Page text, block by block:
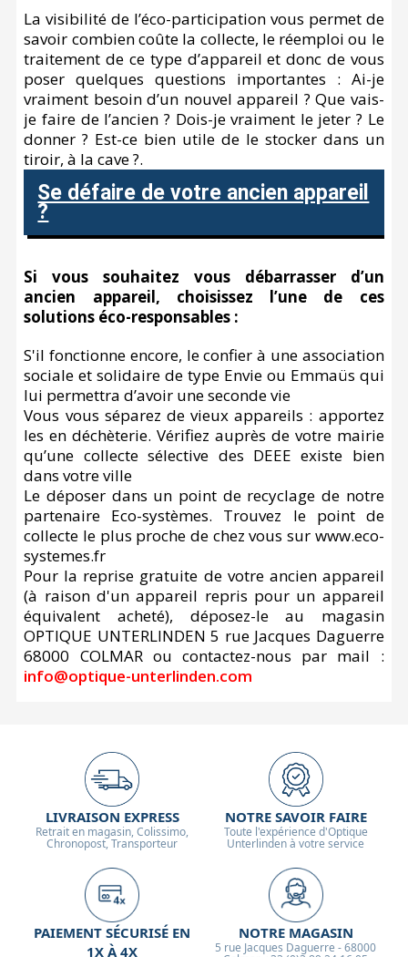
La visibilité de l’éco-participation vous permet de
savoir combien coûte la collecte, le réemploi ou le
traitement de ce type d’appareil et donc de vous
poser quelques questions importantes : Ai-je
vraiment besoin d’un nouvel appareil ? Que vais-
je faire de l’ancien ? Dois-je vraiment le jeter ? Le
donner ? Est-ce bien utile de le stocker dans un
tiroir, à la cave ?.
Se défaire de votre ancien appareil
?
Si vous souhaitez vous débarrasser d’un
ancien appareil, choisissez l’une de ces
solutions éco-responsables :
S'il fonctionne encore, le confier à une association
sociale et solidaire de type Envie ou Emmaüs qui
lui permettra d’avoir une seconde vie
Vous vous séparez de vieux appareils : apportez
les en déchèterie. Vérifiez auprès de votre mairie
qu’une collecte sélective des DEEE existe bien
dans votre ville
Le déposer dans un point de recyclage de notre
partenaire Eco-systèmes. Trouvez le point de
collecte le plus proche de chez vous sur www.eco-
systemes.fr
Pour la reprise gratuite de votre ancien appareil
(à raison d'un appareil repris pour un appareil
équivalent acheté), déposez-le au magasin
OPTIQUE UNTERLINDEN 5 rue Jacques Daguerre
68000 COLMAR ou contactez-nous par mail :
info@optique-unterlinden.com
LIVRAISON EXPRESS
Retrait en magasin, Colissimo,
Chronopost, Transporteur
NOTRE SAVOIR FAIRE
Toute l'expérience d'Optique
Unterlinden à votre service
PAIEMENT SÉCURISÉ EN
1X À 4X
NOTRE MAGASIN
5 rue Jacques Daguerre - 68000